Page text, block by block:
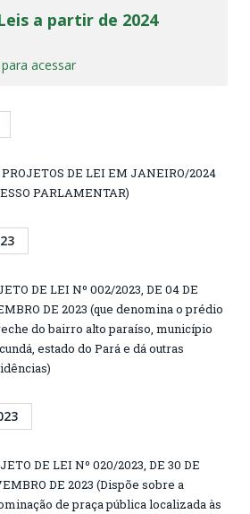
a partir de 2024
acessar
DE LEI EM JANEIRO/2024
PARLAMENTAR)
DE LEI Nº 002/2023, DE 04 DE
DE 2023 (que denomina o prédio
do bairro alto paraíso, município
estado do Pará e dá outras
DE LEI Nº 020/2023, DE 30 DE
DE 2023 (Dispõe sobre a
de praça pública localizada às